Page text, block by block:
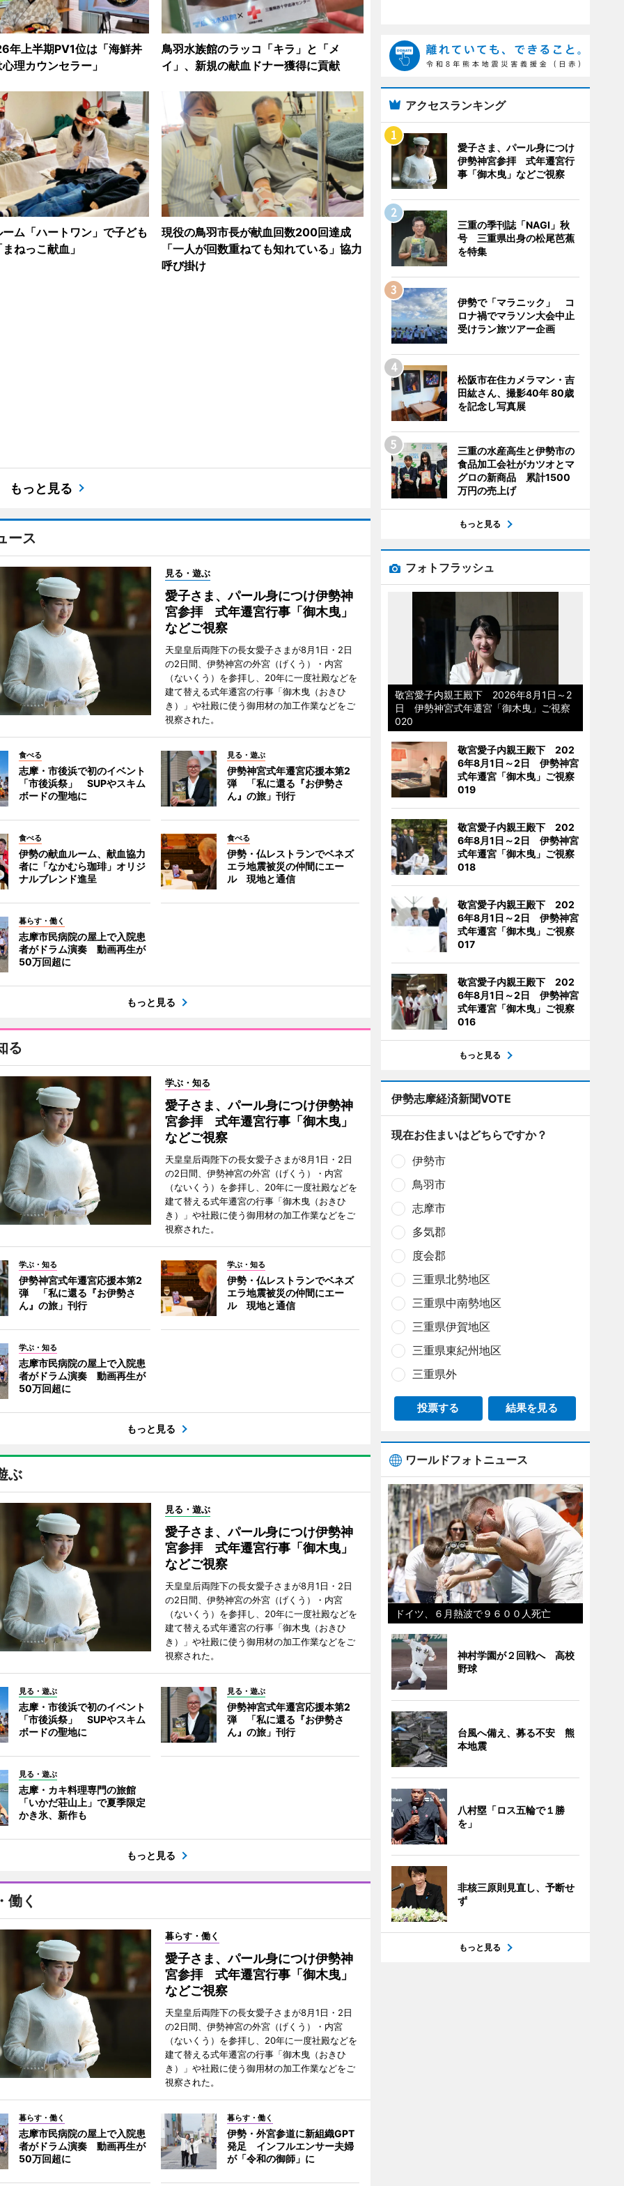
年上半期PV1位は「海鮮丼
理カウンセラー」
鳥羽水族館のラッコ「キラ」と「メ
イ」、新規の献血ドナー獲得に貢献
ム「ハートワン」で子ども
ねっこ献血」
現役の鳥羽市長が献血回数200回達成
「一人が回数重ねても知れている」協力
呼び掛け
もっと見る
ース
見る・遊ぶ
愛子さま、パール身につけ伊勢神
宮参拝 式年遷宮行事「御木曳」
などご視察
天皇皇后両陛下の長女愛子さまが8月1日・2日
の2日間、伊勢神宮の外宮（げくう）・内宮
（ないくう）を参拝し、20年に一度社殿などを
建て替える式年遷宮の行事「御木曳（おきひ
き）」や社殿に使う御用材の加工作業などをご
視察された。
食べる
志摩・市後浜で初のイベント
「市後浜祭」 SUPやスキム
ボードの聖地に
見る・遊ぶ
伊勢神宮式年遷宮応援本第2
弾 「私に還る『お伊勢さ
ん』の旅」刊行
食べる
伊勢の献血ルーム、献血協力
者に「なかむら珈琲」オリジ
ナルブレンド進呈
食べる
伊勢・仏レストランでベネズ
エラ地震被災の仲間にエー
ル 現地と通信
暮らす・働く
志摩市民病院の屋上で入院患
者がドラム演奏 動画再生が
50万回超に
もっと見る
る
学ぶ・知る
愛子さま、パール身につけ伊勢神
宮参拝 式年遷宮行事「御木曳」
などご視察
天皇皇后両陛下の長女愛子さまが8月1日・2日
の2日間、伊勢神宮の外宮（げくう）・内宮
（ないくう）を参拝し、20年に一度社殿などを
建て替える式年遷宮の行事「御木曳（おきひ
き）」や社殿に使う御用材の加工作業などをご
視察された。
学ぶ・知る
伊勢神宮式年遷宮応援本第2
弾 「私に還る『お伊勢さ
ん』の旅」刊行
学ぶ・知る
伊勢・仏レストランでベネズ
エラ地震被災の仲間にエー
ル 現地と通信
学ぶ・知る
志摩市民病院の屋上で入院患
者がドラム演奏 動画再生が
50万回超に
もっと見る
ぶ
見る・遊ぶ
愛子さま、パール身につけ伊勢神
宮参拝 式年遷宮行事「御木曳」
などご視察
天皇皇后両陛下の長女愛子さまが8月1日・2日
の2日間、伊勢神宮の外宮（げくう）・内宮
（ないくう）を参拝し、20年に一度社殿などを
建て替える式年遷宮の行事「御木曳（おきひ
き）」や社殿に使う御用材の加工作業などをご
視察された。
見る・遊ぶ
志摩・市後浜で初のイベント
「市後浜祭」 SUPやスキム
ボードの聖地に
見る・遊ぶ
伊勢神宮式年遷宮応援本第2
弾 「私に還る『お伊勢さ
ん』の旅」刊行
見る・遊ぶ
志摩・カキ料理専門の旅館
「いかだ荘山上」で夏季限定
かき氷、新作も
もっと見る
働く
暮らす・働く
愛子さま、パール身につけ伊勢神
宮参拝 式年遷宮行事「御木曳」
などご視察
天皇皇后両陛下の長女愛子さまが8月1日・2日
の2日間、伊勢神宮の外宮（げくう）・内宮
（ないくう）を参拝し、20年に一度社殿などを
建て替える式年遷宮の行事「御木曳（おきひ
き）」や社殿に使う御用材の加工作業などをご
視察された。
暮らす・働く
志摩市民病院の屋上で入院患
者がドラム演奏 動画再生が
50万回超に
暮らす・働く
伊勢・外宮参道に新組織GPT
発足 インフルエンサー夫婦
が「令和の御師」に
アクセスランキング
愛子さま、パール身につけ
伊勢神宮参拝 式年遷宮行
事「御木曳」などご視察
三重の季刊誌「NAGI」秋
号 三重県出身の松尾芭蕉
を特集
伊勢で「マラニック」 コ
ロナ禍でマラソン大会中止
受けラン旅ツアー企画
松阪市在住カメラマン・吉
田紘さん、撮影40年 80歳
を記念し写真展
三重の水産高生と伊勢市の
食品加工会社がカツオとマ
グロの新商品 累計1500
万円の売上げ
もっと見る
フォトフラッシュ
敬宮愛子内親王殿下 2026年8月1日～2
日 伊勢神宮式年遷宮「御木曳」ご視察
020
敬宮愛子内親王殿下 202
6年8月1日～2日 伊勢神宮
式年遷宮「御木曳」ご視察
019
敬宮愛子内親王殿下 202
6年8月1日～2日 伊勢神宮
式年遷宮「御木曳」ご視察
018
敬宮愛子内親王殿下 202
6年8月1日～2日 伊勢神宮
式年遷宮「御木曳」ご視察
017
敬宮愛子内親王殿下 202
6年8月1日～2日 伊勢神宮
式年遷宮「御木曳」ご視察
016
もっと見る
伊勢志摩経済新聞VOTE
現在お住まいはどちらですか？
伊勢市
鳥羽市
志摩市
多気郡
度会郡
三重県北勢地区
三重県中南勢地区
三重県伊賀地区
三重県東紀州地区
三重県外
投票する 結果を見る
ワールドフォトニュース
ドイツ、６月熱波で９６００人死亡
神村学園が２回戦へ 高校
野球
台風へ備え、募る不安 熊
本地震
八村塁「ロス五輪で１勝
を」
非核三原則見直し、予断せ
ず
もっと見る